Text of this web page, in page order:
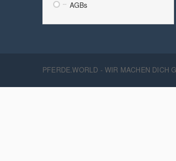
AGBs
PFERDE.WORLD - WIR MACHEN DICH